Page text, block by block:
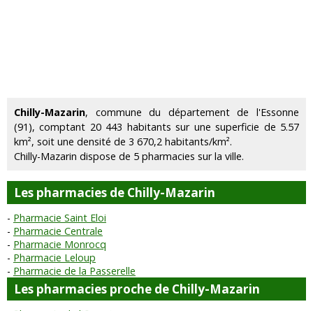
Chilly-Mazarin, commune du département de l'Essonne
(91), comptant 20 443 habitants sur une superficie de 5.57
km², soit une densité de 3 670,2 habitants/km².
Chilly-Mazarin dispose de 5 pharmacies sur la ville.
Les pharmacies de Chilly-Mazarin
Pharmacie Saint Eloi
Pharmacie Centrale
Pharmacie Monrocq
Pharmacie Leloup
Pharmacie de la Passerelle
Les pharmacies proche de Chilly-Mazarin